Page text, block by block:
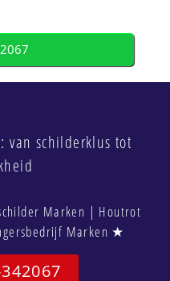
van schilderklus tot
Marken | Houtrot
Marken ★